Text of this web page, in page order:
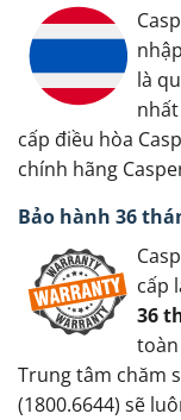
là
cấp điều hòa
chính hãng
Bảo hành 36
cấp
36
Trung tâm chăm
(1800.6644) sẽ